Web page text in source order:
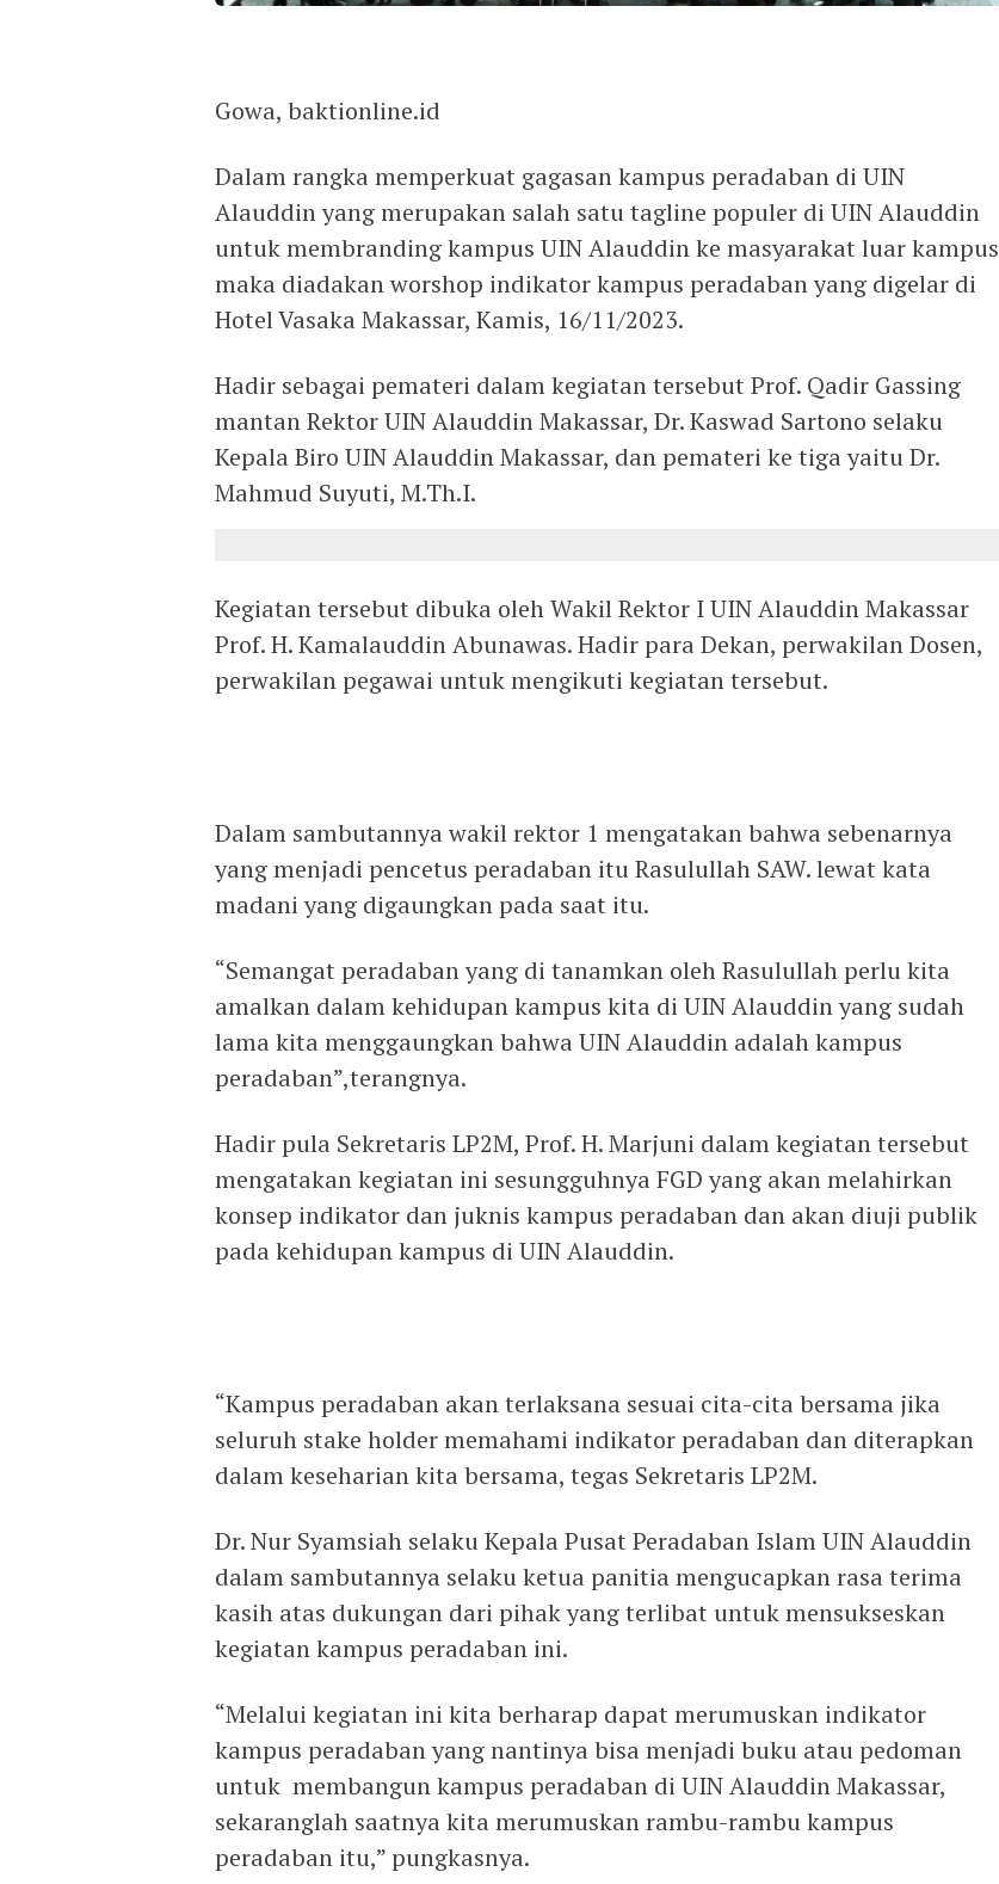
Gowa, baktionline.id
Dalam rangka memperkuat gagasan kampus peradaban di UIN
Alauddin yang merupakan salah satu tagline populer di UIN Alauddin
untuk membranding kampus UIN Alauddin ke masyarakat luar kampus
maka diadakan worshop indikator kampus peradaban yang digelar di
Hotel Vasaka Makassar, Kamis, 16/11/2023.
Hadir sebagai pemateri dalam kegiatan tersebut Prof. Qadir Gassing
mantan Rektor UIN Alauddin Makassar, Dr. Kaswad Sartono selaku
Kepala Biro UIN Alauddin Makassar, dan pemateri ke tiga yaitu Dr.
Mahmud Suyuti, M.Th.I.
Kegiatan tersebut dibuka oleh Wakil Rektor I UIN Alauddin Makassar
Prof. H. Kamalauddin Abunawas. Hadir para Dekan, perwakilan Dosen,
perwakilan pegawai untuk mengikuti kegiatan tersebut.
Dalam sambutannya wakil rektor 1 mengatakan bahwa sebenarnya
yang menjadi pencetus peradaban itu Rasulullah SAW. lewat kata
madani yang digaungkan pada saat itu.
“Semangat peradaban yang di tanamkan oleh Rasulullah perlu kita
amalkan dalam kehidupan kampus kita di UIN Alauddin yang sudah
lama kita menggaungkan bahwa UIN Alauddin adalah kampus
peradaban”,terangnya.
Hadir pula Sekretaris LP2M, Prof. H. Marjuni dalam kegiatan tersebut
mengatakan kegiatan ini sesungguhnya FGD yang akan melahirkan
konsep indikator dan juknis kampus peradaban dan akan diuji publik
pada kehidupan kampus di UIN Alauddin.
“Kampus peradaban akan terlaksana sesuai cita-cita bersama jika
seluruh stake holder memahami indikator peradaban dan diterapkan
dalam keseharian kita bersama, tegas Sekretaris LP2M.
Dr. Nur Syamsiah selaku Kepala Pusat Peradaban Islam UIN Alauddin
dalam sambutannya selaku ketua panitia mengucapkan rasa terima
kasih atas dukungan dari pihak yang terlibat untuk mensukseskan
kegiatan kampus peradaban ini.
“Melalui kegiatan ini kita berharap dapat merumuskan indikator
kampus peradaban yang nantinya bisa menjadi buku atau pedoman
untuk membangun kampus peradaban di UIN Alauddin Makassar,
sekaranglah saatnya kita merumuskan rambu-rambu kampus
peradaban itu,” pungkasnya.